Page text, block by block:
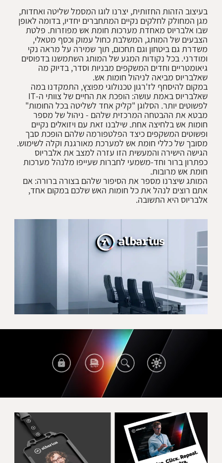
בעיצוב הזהות החזותית, יצרנו לוגו המסמל שליטה ואחדות,
מגן המחולק לחלקים נקיים המתחברים יחדיו, בדומה לאופן
שבו אלבריוס מאחדת מערכות חומת אש מפוזרות. פלטת
הצבעים של המותג, המשלבת כחול עמוק וכסף מטאלי,
משדרת גם ביטחון וגם תחכום, תוך שמירה על מראה נקי
ומודרני. בכל נקודות המגע של המותג השתמשנו בדפוסים
גיאומטריים וחדים המשקפים מבניות וסדר, בדיוק מה
במקום להיסחף לז'רגון טכנולוגי מפוצץ, התמקדנו במה
שאלבריוס באמת עושה: הופכת את החיים של צוותי ה-IT
לפשוטים יותר. הסלוגן "קליק אחד לשליטה בכל החומות"
מבטא את ההבטחה המרכזית שלהם - ניהול של מספר
חומות אש בלחיצה אחת. שילבנו זאת עם ויזואלים נקיים
ופשוטים המשקפים כיצד הפלטפורמה שלהם הופכת סבך
הגישה הישירה והמעשית הזו עזרה למצב את אלבריוס
כפתרון ברור וחד-משמעי לחברות שעייפו מלנהל מערכות
המותג שיצרנו מספר את הסיפור שלהם בצורה ברורה: אם
אתם רוצים לנהל את כל חומות האש שלכם במקום אחד,
אלבריוס היא התשובה.